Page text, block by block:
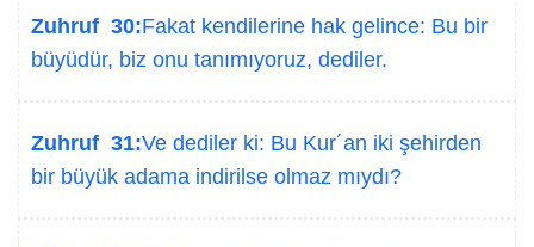
Zuhruf 30:Fakat kendilerine hak gelince: Bu bir
büyüdür, biz onu tanımıyoruz, dediler.
Zuhruf 31:Ve dediler ki: Bu Kur´an iki şehirden
bir büyük adama indirilse olmaz mıydı?